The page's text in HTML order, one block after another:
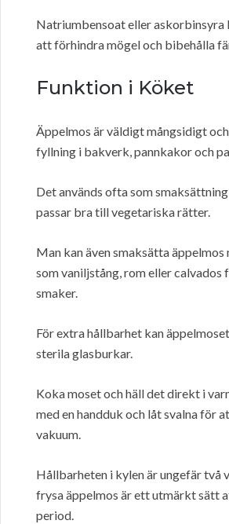
Natriumbensoat eller
att förhindra mögel och bibehålla
Funktion i Köket
Äppelmos är väldigt mångsidigt
fyllning i bakverk, pannkakor och
Det används ofta som
passar bra till vegetariska rätter.
Man kan även smaksätta äppelmos
som vaniljstång, rom eller calvados
smaker.
För extra hållbarhet kan
sterila glasburkar.
Koka moset och häll det direkt i
med en handduk och låt svalna för
vakuum.
Hållbarheten i kylen är ungefär två
frysa äppelmos är ett utmärkt sätt
period.